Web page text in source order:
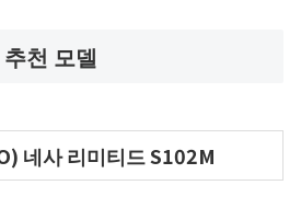
천 모델
네사 리미티드 S102M